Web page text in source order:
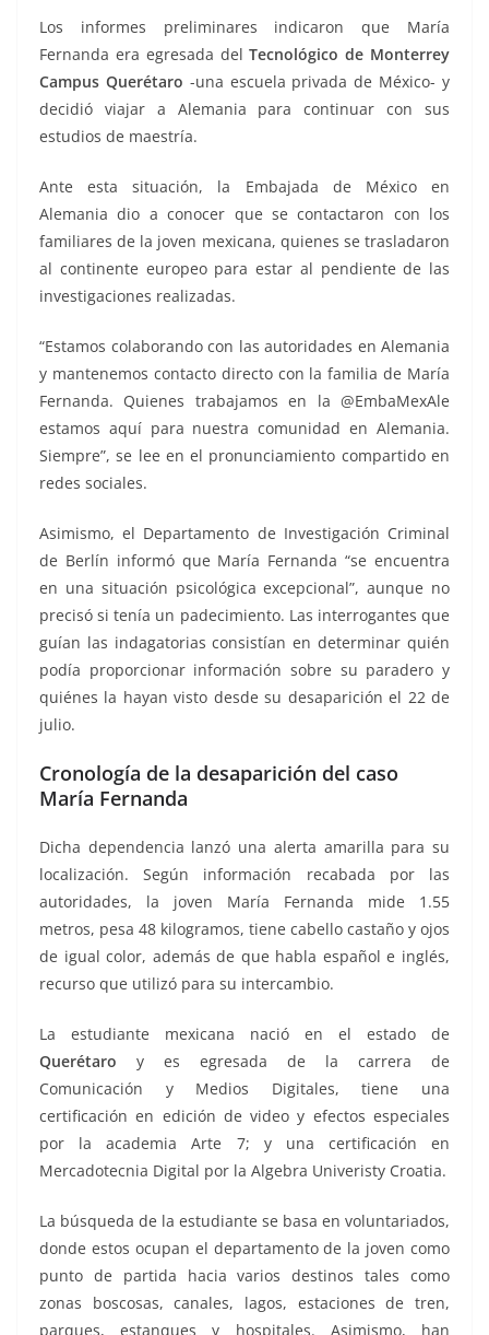
Los informes preliminares indicaron que María
Fernanda era egresada delTecnológico de Monterrey
Campus Querétaro -una escuela privada de México- y
decidió viajar a Alemania para continuar con sus
estudios de maestría.
Ante esta situación, la Embajada de México en
Alemania dio a conocer que se contactaron con los
familiares de la joven mexicana, quienes se trasladaron
al continente europeo para estar al pendiente de las
investigaciones realizadas.
“Estamos colaborando con las autoridades en Alemania
y mantenemos contacto directo con la familia de María
Fernanda. Quienes trabajamos en la @EmbaMexAle
estamos aquí para nuestra comunidad en Alemania.
Siempre”, se lee en el pronunciamiento compartido en
redes sociales.
Asimismo, el Departamento de Investigación Criminal
de Berlín informó que María Fernanda “se encuentra
en una situación psicológica excepcional”, aunque no
precisó si tenía un padecimiento. Las interrogantes que
guían las indagatorias consistían en determinar quién
podía proporcionar información sobre su paradero y
quiénes la hayan visto desde su desaparición el 22 de
julio.
Cronología de la desaparición del caso
María Fernanda
Dicha dependencia lanzó una alerta amarilla para su
localización. Según información recabada por las
autoridades, la joven María Fernanda mide 1.55
metros, pesa 48 kilogramos, tiene cabello castaño y ojos
de igual color, además de que habla español e inglés,
recurso que utilizó para su intercambio.
La estudiante mexicana nació en el estado de
Querétaro y es egresada de la carrera de
Comunicación y Medios Digitales, tiene una
certificación en edición de video y efectos especiales
por la academia Arte 7; y una certificación en
Mercadotecnia Digital por la Algebra Univeristy Croatia.
La búsqueda de la estudiante se basa en voluntariados,
donde estos ocupan el departamento de la joven como
punto de partida hacia varios destinos tales como
zonas boscosas, canales, lagos, estaciones de tren,
parques, estanques y hospitales. Asimismo, han